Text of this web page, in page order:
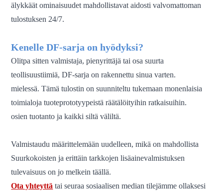
älykkäät ominaisuudet mahdollistavat aidosti valvomattoman
tulostuksen 24/7.
Kenelle DF-sarja on hyödyksi?
Olitpa sitten valmistaja, pienyrittäjä tai osa suurta
teollisuustiimiä, DF-sarja on rakennettu sinua varten.
mielessä.Tämä tulostin on suunniteltu tukemaan monenlaisia ​​
toimialoja tuoteprototyypeistä räätälöityihin ratkaisuihin.
osien tuotanto ja kaikki siltä väliltä.
Valmistaudu määrittelemään uudelleen, mikä on mahdollista
Suurkokoisten ja erittäin tarkkojen lisäainevalmistuksen
tulevaisuus on jo melkein täällä.
Ota yhteyttä tai seuraa sosiaalisen median tilejämme ollaksesi